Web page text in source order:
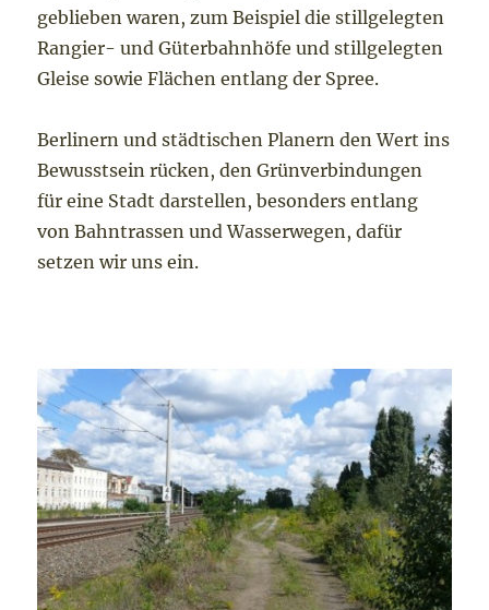
geblieben waren, zum Beispiel die stillgelegten
Rangier- und Güterbahnhöfe und stillgelegten
Gleise sowie Flächen entlang der Spree.
Berlinern und städtischen Planern den Wert ins
Bewusstsein rücken, den Grünverbindungen
für eine Stadt darstellen, besonders entlang
von Bahntrassen und Wasserwegen, dafür
setzen wir uns ein.